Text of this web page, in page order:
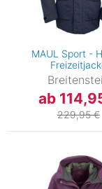
MAUL Sport -
ab
229,95 €